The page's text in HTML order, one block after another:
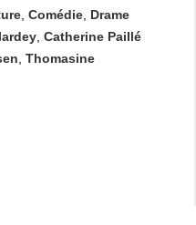
Comédie Drame
Catherine Paillé
Thomasine